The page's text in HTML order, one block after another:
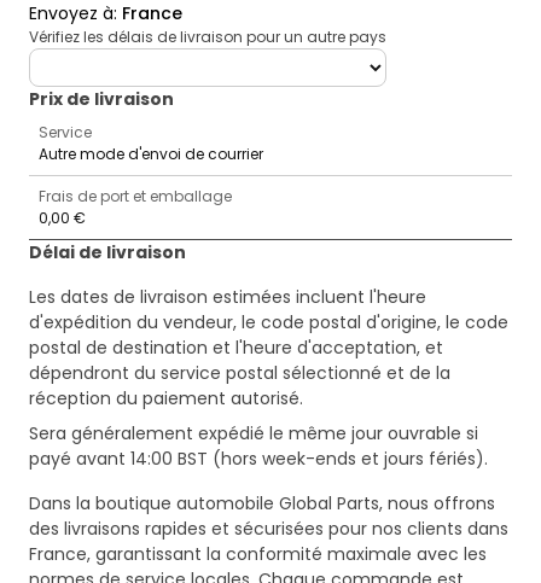
Envoyez à: France
Vérifiez les délais de livraison pour un autre pays
deliveryCountry
Prix ​​de livraison
Service
Autre mode d'envoi de courrier
Frais de port et emballage
0,00 €
Délai de livraison
Les dates de livraison estimées incluent l'heure
d'expédition du vendeur, le code postal d'origine, le code
postal de destination et l'heure d'acceptation, et
dépendront du service postal sélectionné et de la
réception du paiement autorisé.
Sera généralement expédié le même jour ouvrable si
payé avant 14:00 BST (hors week-ends et jours fériés).
Dans la boutique automobile Global Parts, nous offrons
des livraisons rapides et sécurisées pour nos clients dans
France, garantissant la conformité maximale avec les